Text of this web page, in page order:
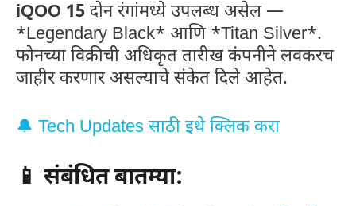
iQOO 15 दोन रंगांमध्ये उपलब्ध असेल —
*Legendary Black* आणि *Titan Silver*.
फोनच्या विक्रीची अधिकृत तारीख कंपनीने लवकरच
जाहीर करणार असल्याचे संकेत दिले आहेत.
🔔 Tech Updates साठी इथे क्लिक करा
📱 संबंधित बातम्या: